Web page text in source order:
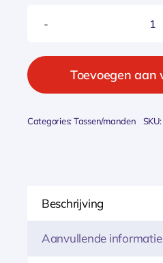
Toevoegen aan
Categories:Tassen/manden SKU:
Beschrijving
Aanvullende informatie